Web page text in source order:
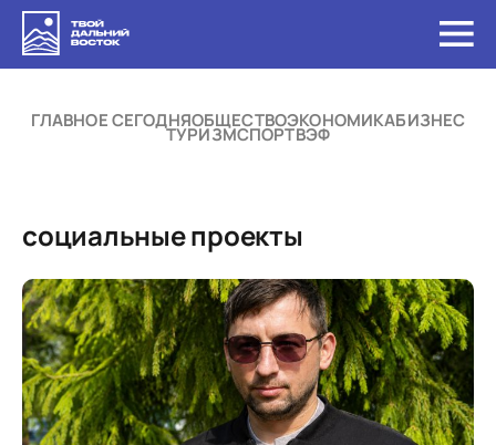
ГЛАВНОЕ СЕГОДНЯОБЩЕСТВОЭКОНОМИКАБИЗНЕС
ТУРИЗМСПОРТВЭФ
социальные проекты